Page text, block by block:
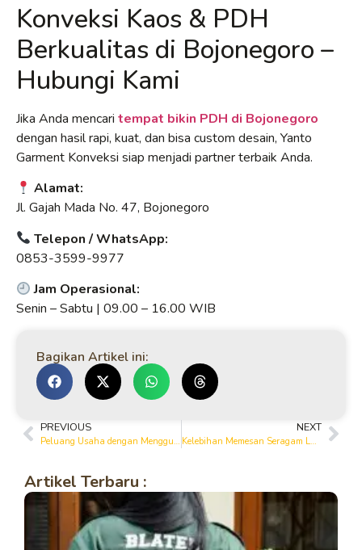
Konveksi Kaos & PDH
Berkualitas di Bojonegoro –
Hubungi Kami
Jika Anda mencari tempat bikin PDH di Bojonegoro
dengan hasil rapi, kuat, dan bisa custom desain, Yanto
Garment Konveksi siap menjadi partner terbaik Anda.
Alamat:
Jl. Gajah Mada No. 47, Bojonegoro
Telepon / WhatsApp:
0853-3599-9977
Jam Operasional:
Senin – Sabtu | 09.00 – 16.00 WIB
Bagikan Artikel ini:
PREVIOUS
Peluang Usaha dengan Menggunakan Jasa Konveksi di Bojonegoro
NEXT
Kelebihan Memesan Seragam Langsung dari Garment di Bojonegoro
Artikel Terbaru :